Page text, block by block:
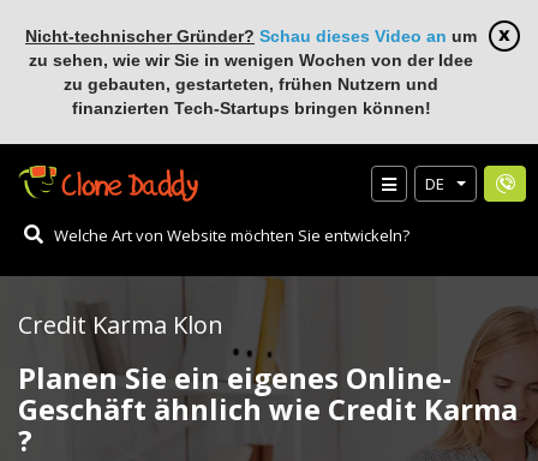
Nicht-technischer Gründer? Schau dieses Video an um
zu sehen, wie wir Sie in wenigen Wochen von der Idee
zu gebauten, gestarteten, frühen Nutzern und
finanzierten Tech-Startups bringen können!
DE
Credit Karma Klon
Planen Sie ein eigenes Online-
Geschäft ähnlich wie Credit Karma
?